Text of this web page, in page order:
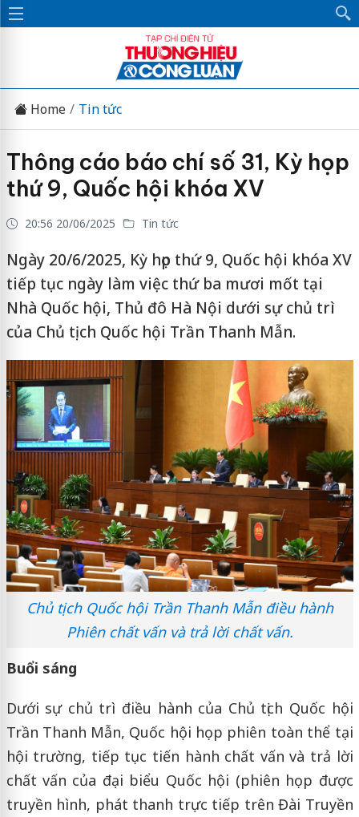
Home Tin tức
Thông cáo báo chí số 31, Kỳ họp
thứ 9, Quốc hội khóa XV
20:56 20/06/2025 Tin tức
Ngày 20/6/2025, Kỳ họp thứ 9, Quốc hội khóa XV
tiếp tục ngày làm việc thứ ba mươi mốt tại
Nhà Quốc hội, Thủ đô Hà Nội dưới sự chủ trì
của Chủ tịch Quốc hội Trần Thanh Mẫn.
Chủ tịch Quốc hội Trần Thanh Mẫn điều hành
Phiên chất vấn và trả lời chất vấn.
Buổi sáng
Dưới sự chủ trì điều hành của Chủ tịch Quốc hội
Trần Thanh Mẫn, Quốc hội họp phiên toàn thể tại
hội trường, tiếp tục tiến hành chất vấn và trả lời
chất vấn của đại biểu Quốc hội (phiên họp được
truyền hình, phát thanh trực tiếp trên Đài Truyền